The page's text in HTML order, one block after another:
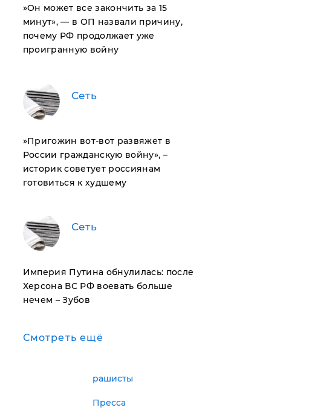
​»Он может все закончить за 15
минут», — в ОП назвали причину,
почему РФ продолжает уже
проигранную войну
Сеть
​»Пригожин вот-вот развяжет в
России гражданскую войну», –
историк советует россиянам
готовиться к худшему
Сеть
Империя Путина обнулилась: после
Херсона ВС РФ воевать больше
нечем – Зубов
Смотреть ещё
рашисты
Пресса